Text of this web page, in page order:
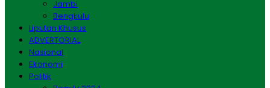
Jambi
Bengkulu
Liputan Khusus
ADVERTORIAL
Nasional
Ekonomi
Politik